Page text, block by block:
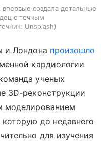
создала детальные
с точным
Unsplash
и Лондона произошло
кардиологии
ученых
3D-реконструкции
моделированием
до недавнего
для изучения